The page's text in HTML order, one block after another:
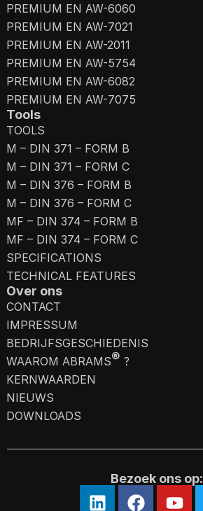
PREMIUM EN AW-6060
PREMIUM EN AW-7021
PREMIUM EN AW-2011
PREMIUM EN AW-5754
PREMIUM EN AW-6082
PREMIUM EN AW-7075
Tools
TOOLS
M – DIN 371 – FORM B
M – DIN 371 – FORM C
M – DIN 376 – FORM B
M – DIN 376 – FORM C
MF – DIN 374 – FORM B
MF – DIN 374 – FORM C
SPECIFICATIONS
TECHNICAL FEATURES
Over ons
CONTACT
IMPRESSUM
BEDRIJFSGESCHIEDENIS
WAAROM ABRAMS® ?
KERNWAARDEN
NIEUWS
DOWNLOADS
Bezoek ons op: